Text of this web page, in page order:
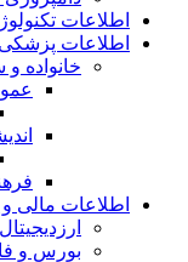
اطلاعات
اطلاعات پزشکی
خانواده
اطلاعات مالی
ارزدیجیتال
بورس و